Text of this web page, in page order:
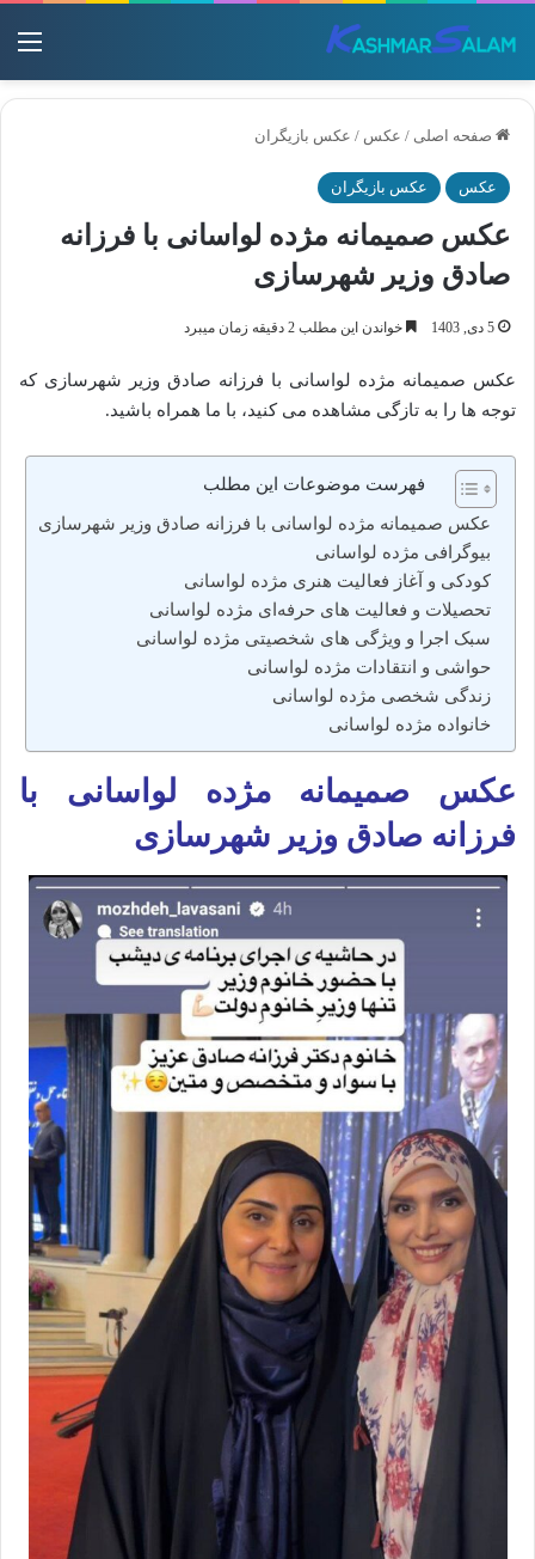
صفحه اصلی / عکس / عکس بازیگران
عکس عکس بازیگران
عکس صمیمانه مژده لواسانی با فرزانه
صادق وزیر شهرسازی
5 دی, 1403 خواندن این مطلب 2 دقیقه زمان میبرد
عکس صمیمانه مژده لواسانی با فرزانه صادق وزیر شهرسازی که
توجه ها را به تازگی مشاهده می کنید، با ما همراه باشید.
فهرست موضوعات این مطلب
عکس صمیمانه مژده لواسانی با فرزانه صادق وزیر شهرسازی
بیوگرافی مژده لواسانی
کودکی و آغاز فعالیت هنری مژده لواسانی
تحصیلات و فعالیت‌ های حرفه‌ای مژده لواسانی
سبک اجرا و ویژگی‌ های شخصیتی مژده لواسانی
حواشی و انتقادات مژده لواسانی
زندگی شخصی مژده لواسانی
خانواده مژده لواسانی
عکس صمیمانه مژده لواسانی با
فرزانه صادق وزیر شهرسازی